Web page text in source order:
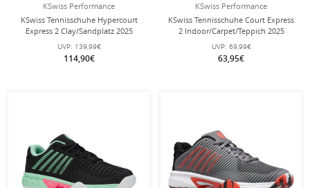
KSwiss Performance
KSwiss Tennisschuhe Hypercourt
Express 2 Clay/Sandplatz 2025
indigoblau/weiss Herren
UVP: 139,99€
114,90€
KSwiss Performance
KSwiss Tennisschuhe Court Express
2 Indoor/Carpet/Teppich 2025
weiss/stargazer Kinder
UVP: 69,99€
63,95€